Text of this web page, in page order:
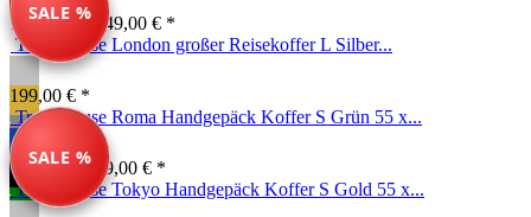
SALE %
199,00 € *
249,00 € *
Travelhouse London großer Reisekoffer L Silber...
199,00 € *
SALE %
Travelhouse Roma Handgepäck Koffer S Grün 55 x...
99,00 € *149,00 € *
Travelhouse Tokyo Handgepäck Koffer S Gold 55 x...